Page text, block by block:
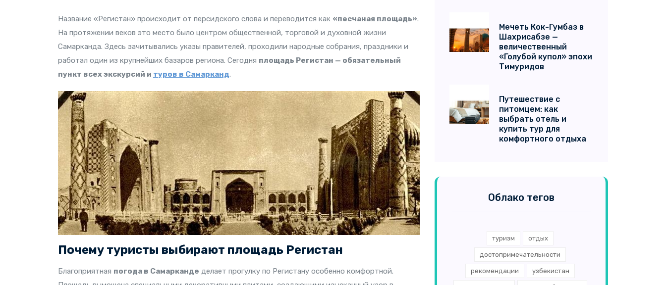
Название «Регистан» происходит от персидского слова и переводится как «песчаная площадь».
На протяжении веков это место было центром общественной, торговой и духовной жизни
Самарканда. Здесь зачитывались указы правителей, проходили народные собрания, праздники и
работал один из крупнейших базаров региона. Сегодня площадь Регистан — обязательный
пункт всех экскурсий и туров в Самарканд.
Почему туристы выбирают площадь Регистан
Благоприятная погода в Самарканде делает прогулку по Регистану особенно комфортной.
Мечеть Кок-Гумбаз в
Шахрисабзе —
величественный
«Голубой купол» эпохи
Тимуридов
Путешествие с
питомцем: как
выбрать отель и
купить тур для
комфортного отдыха
Облако тегов
туризм отдых
достопримечательности
рекомендации узбекистан